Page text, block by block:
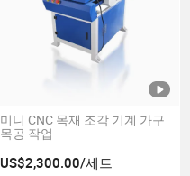
미니 CNC 목재 조각 기계 가구
목공 작업
US$2,300.00/세트